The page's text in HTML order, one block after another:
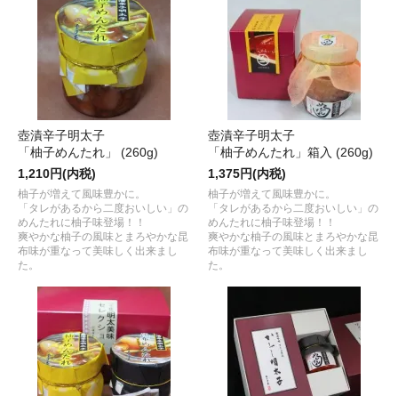
壺漬辛子明太子
「柚子めんたれ」 (260g)
1,210円(内税)
柚子が増えて風味豊かに。
「タレがあるから二度おいしい」の
めんたれに柚子味登場！！
爽やかな柚子の風味とまろやかな昆
布味が重なって美味しく出来まし
た。
壺漬辛子明太子
「柚子めんたれ」箱入 (260g)
1,375円(内税)
柚子が増えて風味豊かに。
「タレがあるから二度おいしい」の
めんたれに柚子味登場！！
爽やかな柚子の風味とまろやかな昆
布味が重なって美味しく出来まし
た。